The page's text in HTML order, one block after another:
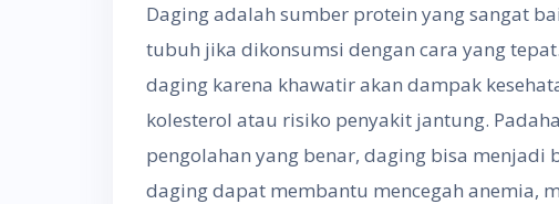
Daging adalah sumber protein yang sangat
tubuh jika dikonsumsi dengan cara yang
daging karena khawatir akan dampak
kolesterol atau risiko penyakit jantung.
pengolahan yang benar, daging bisa menjadi
daging dapat membantu mencegah anemia,